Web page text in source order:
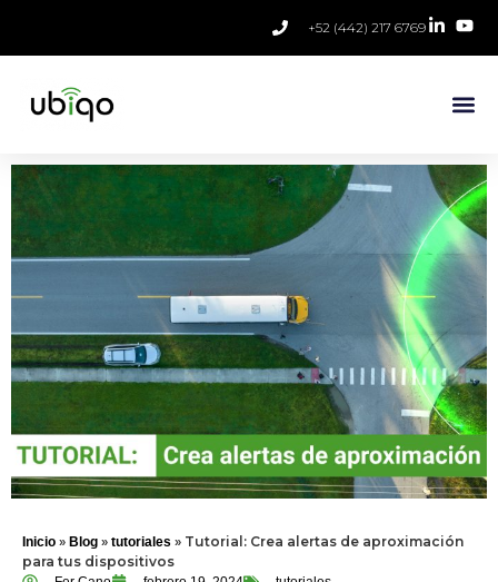
+52 (442) 217 6769
Inicio » Blog » tutoriales » Tutorial: Crea alertas de aproximación
para tus dispositivos